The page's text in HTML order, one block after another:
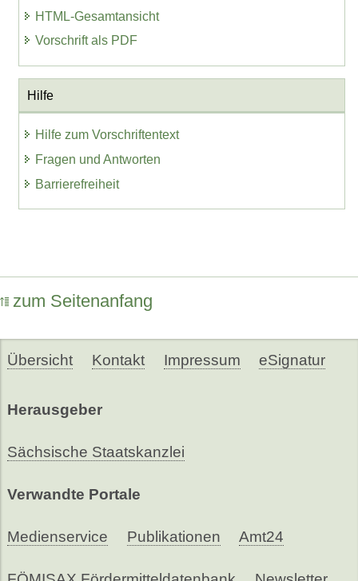
HTML-Gesamtansicht
Vorschrift als PDF
Hilfe
Hilfe zum Vorschriftentext
Fragen und Antworten
Barrierefreiheit
zum Seitenanfang
Übersicht Kontakt Impressum eSignatur
Herausgeber
Sächsische Staatskanzlei
Verwandte Portale
Medienservice Publikationen Amt24